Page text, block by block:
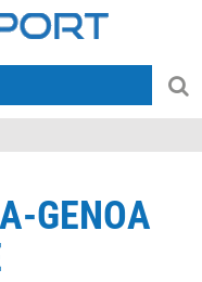
GENOA